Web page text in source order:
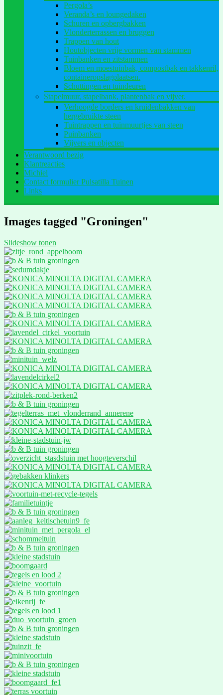
Pergola’s
Veranda’s en loungedaken
Schuren en opbergbakken
Vlonderterrassen en bruggen
Trappen van hout
Houtobjecten vrije vormen van stammen
Tuinbanken en zitstammen
Bloem en moestuinbak, compostbak en takkenril,
containeropslagplaatsen.
Schuttingen en tuindeuren
Stapelmuur, stapelbank, plantenbak en vijver.
Verhoogde borders en kruidenbakken van
hergebruikte steen
Tuintrappen en tuinmuurtjes van steen
Puinbanken
Vijvers en objecten
Verantwoord bezig
Klantreacties
Michiel
Contact formulier Pulsatilla Tuinen
Links
Images tagged "Groningen"
Slideshow tonen